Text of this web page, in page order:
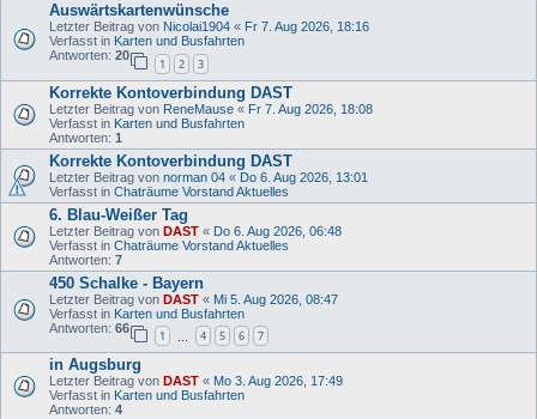
Auswärtskartenwünsche
Letzter Beitrag von Nicolai1904 « Fr 7. Aug 2026, 18:16
Verfasst in Karten und Busfahrten
Antworten: 20
1 2 3
Korrekte Kontoverbindung DAST
Letzter Beitrag von ReneMause « Fr 7. Aug 2026, 18:08
Verfasst in Karten und Busfahrten
Antworten: 1
Korrekte Kontoverbindung DAST
Letzter Beitrag von norman 04 « Do 6. Aug 2026, 13:01
Verfasst in Chaträume Vorstand Aktuelles
6. Blau-Weißer Tag
Letzter Beitrag von DAST « Do 6. Aug 2026, 06:48
Verfasst in Chaträume Vorstand Aktuelles
Antworten: 7
450 Schalke - Bayern
Letzter Beitrag von DAST « Mi 5. Aug 2026, 08:47
Verfasst in Karten und Busfahrten
Antworten: 66
1 4 5 6 7
in Augsburg
Letzter Beitrag von DAST « Mo 3. Aug 2026, 17:49
Verfasst in Karten und Busfahrten
Antworten: 4